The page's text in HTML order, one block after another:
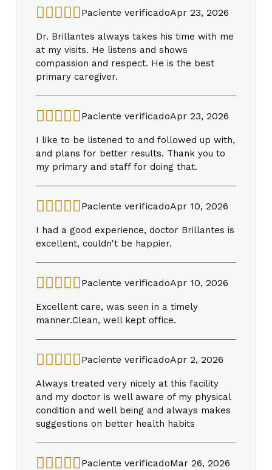
Paciente verificadoApr 23, 2026
Dr. Brillantes always takes his time with me
at my visits. He listens and shows
compassion and respect. He is the best
primary caregiver.
Paciente verificadoApr 23, 2026
I like to be listened to and followed up with,
and plans for better results. Thank you to
my primary and staff for doing that.
Paciente verificadoApr 10, 2026
I had a good experience, doctor Brillantes is
excellent, couldn't be happier.
Paciente verificadoApr 10, 2026
Excellent care, was seen in a timely
manner.Clean, well kept office.
Paciente verificadoApr 2, 2026
Always treated very nicely at this facility
and my doctor is well aware of my physical
condition and well being and always makes
suggestions on better health habits
Paciente verificadoMar 26, 2026